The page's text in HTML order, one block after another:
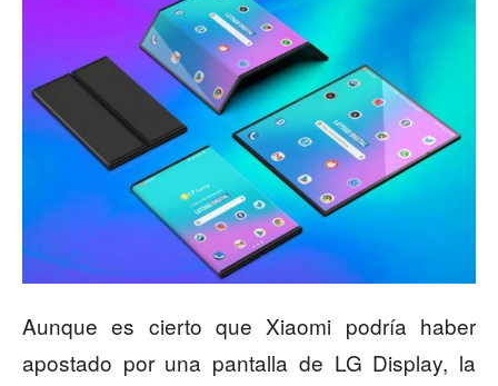
Aunque es cierto que Xiaomi podría haber
apostado por una pantalla de LG Display, la